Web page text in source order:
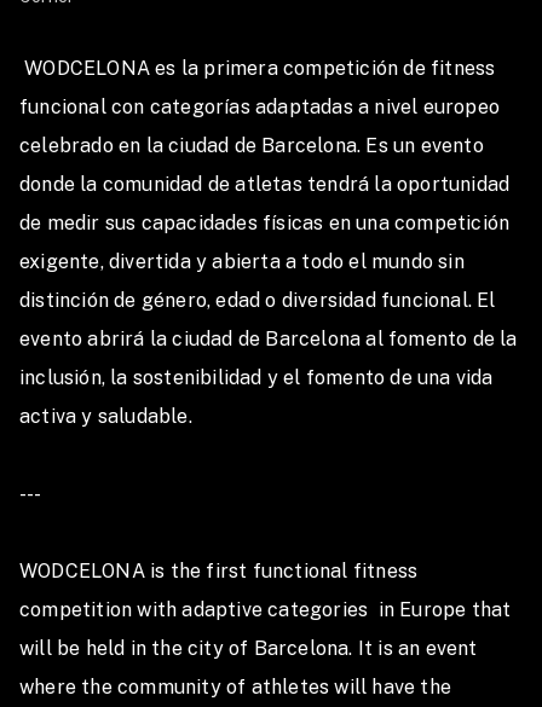
competition, giving us the opportunity to test ourselves
24 categories where everyone can participate and
with individual categories from Elite to Beginner
including Teenagers and Adaptive, as well as team
categories.
------------------
CÓMO COMPETIR
Hay dos formas de participar en WODCELONA:
la categoría estándar los atletas competirán en
ÉLITE o RX según su posición en el clasificatorio.
También habrán categorias de Adolescentes 13-15
y 16-18 años de edad.
WODCELONA es la primera competición de fitness
funcional con categorías adaptadas a nivel europeo
celebrado en la ciudad de Barcelona. Es un evento
donde la comunidad de atletas tendrá la oportunidad
de medir sus capacidades físicas en una competición
exigente, divertida y abierta a todo el mundo sin
distinción de género, edad o diversidad funcional. El
evento abrirá la ciudad de Barcelona al fomento de la
inclusión, la sostenibilidad y el fomento de una vida
activa y saludable.
---
WODCELONA is the first functional fitness
competition with adaptive categories  in Europe that
will be held in the city of Barcelona. It is an event
where the community of athletes will have the